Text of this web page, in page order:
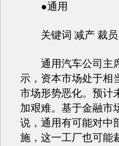
●通用
关键词 减产 裁员
通用汽车公司主席
示，资本市场处于相
市场形势恶化。预计
加艰难。基于金融市
说，通用有可能对中
施，这一工厂也可能